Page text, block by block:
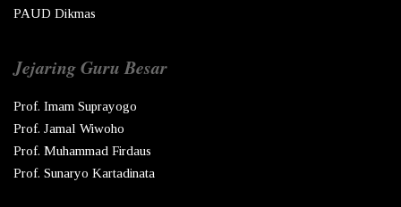
PAUD Dikmas
Jejaring Guru Besar
Prof. Imam Suprayogo
Prof. Jamal Wiwoho
Prof. Muhammad Firdaus
Prof. Sunaryo Kartadinata